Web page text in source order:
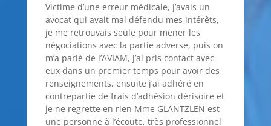
Victime d’une erreur médicale, j’avais un
avocat qui avait mal défendu mes intérêts,
je me retrouvais seule pour mener les
négociations avec la partie adverse, puis on
m’a parlé de l’AVIAM, j’ai pris contact avec
eux dans un premier temps pour avoir des
renseignements, ensuite j’ai adhéré en
contrepartie de frais d’adhésion dérisoire et
je ne regrette en rien Mme GLANTZLEN est
une personne à l’écoute, très professionnel